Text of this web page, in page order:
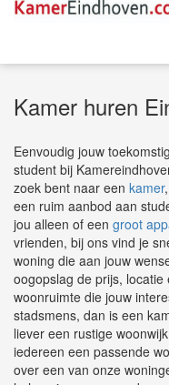
Kamer huren
Eenvoudig jouw
student bij
zoek bent naar een kamer,
een ruim aanbod aan
jou alleen of een groot
vrienden, bij ons vind je
woning die aan jouw
oogopslag de prijs,
woonruimte die jouw
stadsmens, dan is een
liever een rustige
iedereen een passende
over een van onze